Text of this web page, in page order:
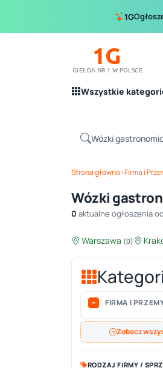
1G
1G
GIEŁDA NR 1 W POLSCE
Wszystkie
Strona główna›Firma i
Wózki
0 aktualne ogłoszenia
Warszawa (0)
FIRMA I
Zobacz
RODZAJ FIRMY /